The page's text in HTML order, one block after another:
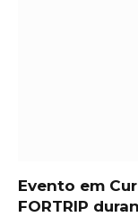
Evento em
FORTRIP